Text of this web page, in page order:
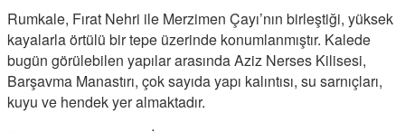
Rumkale, Fırat Nehri ile Merzimen Çayı’nın birleştiği, yüksek
kayalarla örtülü bir tepe üzerinde konumlanmıştır. Kalede
bugün görülebilen yapılar arasında Aziz Nerses Kilisesi,
Barşavma Manastırı, çok sayıda yapı kalıntısı, su sarnıçları,
kuyu ve hendek yer almaktadır.